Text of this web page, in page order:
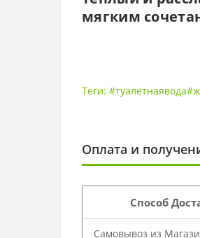
мягким
Теги:
Оплата и
Способ
Самовывоз из